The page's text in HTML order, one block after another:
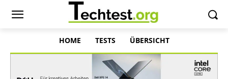
HOME TESTS ÜBERSICHT